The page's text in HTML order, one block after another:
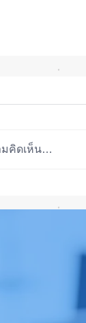
มคิดเห็น…